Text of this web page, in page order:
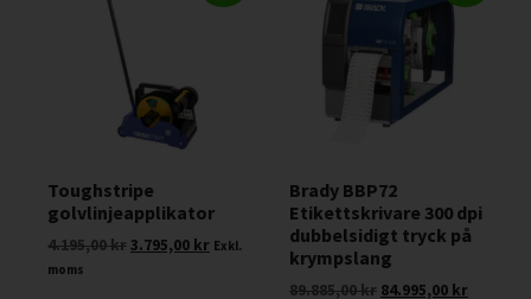
Toughstripe
golvlinjeapplikator
4.195,00kr3.795,00 kr Exkl.
moms
Brady BBP72
Etikettskrivare 300 dpi
dubbelsidigt tryck på
krympslang
89.885,00kr 84.995,00 kr